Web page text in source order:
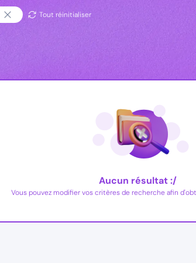
Tout réinitialiser
Aucun résultat :/
Vous pouvez modifier vos critères de recherche afin